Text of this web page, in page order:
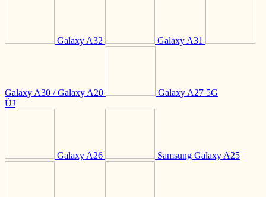
Galaxy A32 Galaxy A31
Galaxy A30 / Galaxy A20
Galaxy A27 5G
ÚJ
Galaxy A26 Samsung Galaxy A25